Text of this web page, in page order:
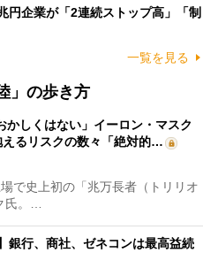
円企業が「2連続ストップ高」「制
一覧を見る
」の歩き方
かしくはない」イーロン・マスク
えるリスクの数々「絶対的…
で史上初の「兆万長者（トリリオ
氏。…
銀行、商社、ゼネコンは最高益続